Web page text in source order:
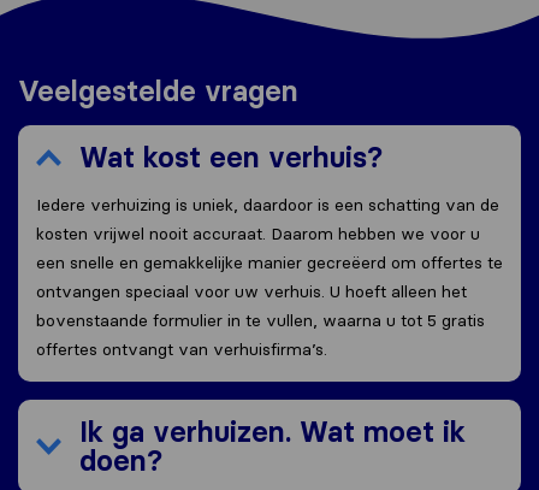
Veelgestelde vragen
Wat kost een verhuis?
Iedere verhuizing is uniek, daardoor is een schatting van de
kosten vrijwel nooit accuraat. Daarom hebben we voor u
een snelle en gemakkelijke manier gecreëerd om offertes te
ontvangen speciaal voor uw verhuis. U hoeft alleen het
bovenstaande formulier in te vullen, waarna u tot 5 gratis
offertes ontvangt van verhuisfirma’s.
Ik ga verhuizen. Wat moet ik
doen?